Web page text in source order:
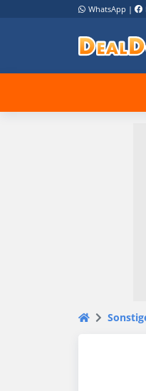
WhatsApp |